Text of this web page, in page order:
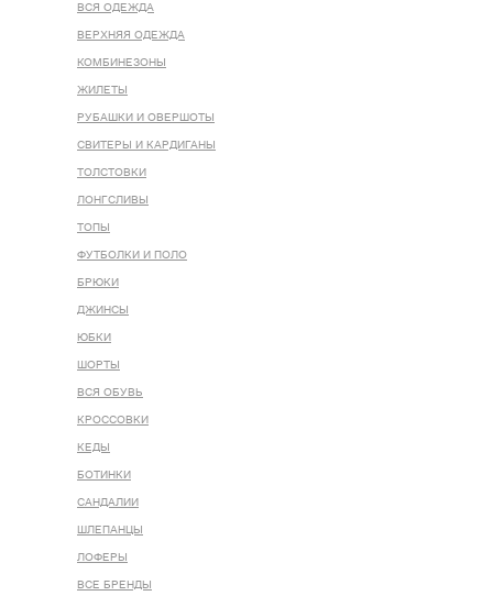
ВСЯ ОДЕЖДА
ВЕРХНЯЯ ОДЕЖДА
КОМБИНЕЗОНЫ
ЖИЛЕТЫ
РУБАШКИ И ОВЕРШОТЫ
СВИТЕРЫ И КАРДИГАНЫ
ТОЛСТОВКИ
ЛОНГСЛИВЫ
ТОПЫ
ФУТБОЛКИ И ПОЛО
БРЮКИ
ДЖИНСЫ
ЮБКИ
ШОРТЫ
ВСЯ ОБУВЬ
КРОССОВКИ
КЕДЫ
БОТИНКИ
САНДАЛИИ
ШЛЕПАНЦЫ
ЛОФЕРЫ
ВСЕ БРЕНДЫ